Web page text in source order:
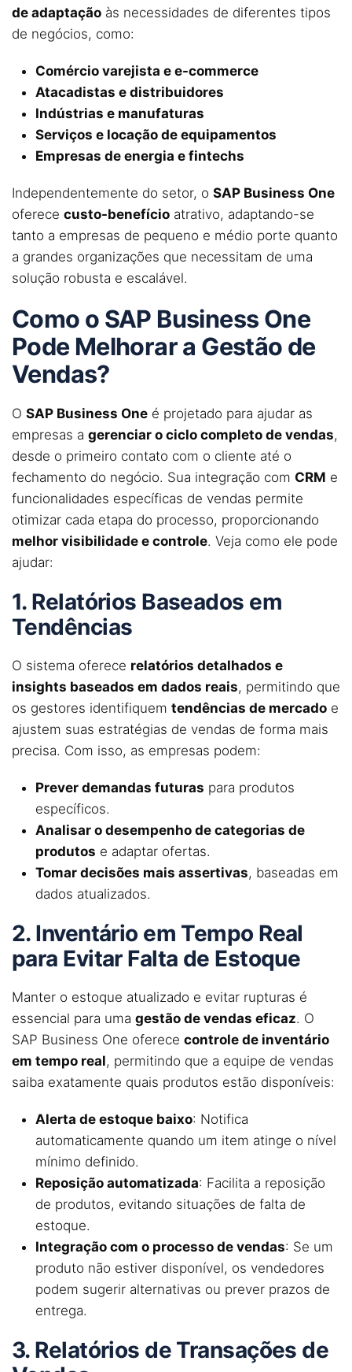
de adaptação às necessidades de diferentes tipos
de negócios, como:
Comércio varejista e e-commerce
Atacadistas e distribuidores
Indústrias e manufaturas
Serviços e locação de equipamentos
Empresas de energia e fintechs
Independentemente do setor, o SAP Business One
oferece custo-benefício atrativo, adaptando-se
tanto a empresas de pequeno e médio porte quanto
a grandes organizações que necessitam de uma
solução robusta e escalável.
Como o SAP Business One
Pode Melhorar a Gestão de
Vendas?
O SAP Business One é projetado para ajudar as
empresas a gerenciar o ciclo completo de vendas,
desde o primeiro contato com o cliente até o
fechamento do negócio. Sua integração com CRM e
funcionalidades específicas de vendas permite
otimizar cada etapa do processo, proporcionando
melhor visibilidade e controle. Veja como ele pode
ajudar:
1. Relatórios Baseados em
Tendências
O sistema oferece relatórios detalhados e
insights baseados em dados reais, permitindo que
os gestores identifiquem tendências de mercado e
ajustem suas estratégias de vendas de forma mais
precisa. Com isso, as empresas podem:
Prever demandas futuras para produtos
específicos.
Analisar o desempenho de categorias de
produtos e adaptar ofertas.
Tomar decisões mais assertivas, baseadas em
dados atualizados.
2. Inventário em Tempo Real
para Evitar Falta de Estoque
Manter o estoque atualizado e evitar rupturas é
essencial para uma gestão de vendas eficaz. O
SAP Business One oferece controle de inventário
em tempo real, permitindo que a equipe de vendas
saiba exatamente quais produtos estão disponíveis:
Alerta de estoque baixo: Notifica
automaticamente quando um item atinge o nível
mínimo definido.
Reposição automatizada: Facilita a reposição
de produtos, evitando situações de falta de
estoque.
Integração com o processo de vendas: Se um
produto não estiver disponível, os vendedores
podem sugerir alternativas ou prever prazos de
entrega.
3. Relatórios de Transações de